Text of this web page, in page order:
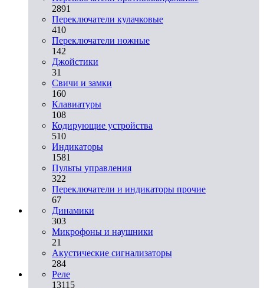
2891
Переключатели кулачковые
410
Переключатели ножные
142
Джойстики
31
Свичи и замки
160
Клавиатуры
108
Кодирующие устройства
510
Индикаторы
1581
Пульты управления
322
Переключатели и индикаторы прочие
67
Динамики
303
Микрофоны и наушники
21
Акустические сигнализаторы
284
Реле
13115